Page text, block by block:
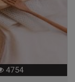
4754